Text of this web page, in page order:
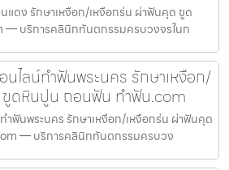
ดง รักษาเหงือก/เหงือกร่น ผ่าฟันคุด ขูด
บริการคลินิกทันตกรรมครบวงจรในก
ไลน์ทำฟันพระนคร รักษาเหงือก/
ขูดหินปูน ถอนฟัน ทำฟัน.com
ฟันพระนคร รักษาเหงือก/เหงือกร่น ผ่าฟันคุด
— บริการคลินิกทันตกรรมครบวง